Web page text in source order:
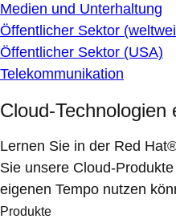
Medien und Unterhaltung
Öffentlicher Sektor
Öffentlicher Sektor (USA)
Telekommunikation
Cloud-Technologien
Lernen Sie in der Red
Sie unsere Cloud-
eigenen Tempo nutzen
Produkte